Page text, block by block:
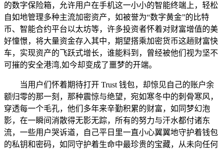
的数字保险箱，允许用户在手机这一小小的智能终端上，轻松
自如地管理多种主流加密资产，如被誉为“数字黄金”的比特
币、智能合约平台以太坊等，许多投资者怀着对财富增值的美
好憧憬，将大量资金存入其中，期望搭乘加密货币这趟财富快
车，实现资产的飞跃式增长，谁能料到，曾经被他们视为坚不
可摧的安全港湾,如今却变成了噩梦的开端。
当用户们怀着期待打开 Trust 钱包，却惊见自己的账户余
额归零的那一刻，那种震惊与绝望，宛如寒冬中的刺骨寒风，
穿透每一个毛孔，他们多年来辛勤积累的财富，如同梦幻泡
影，在一瞬间消散得无影无踪，所有的努力与汗水都付诸东
流，一些用户哭诉道，自己平日里一直小心翼翼地守护着钱包
的私钥和密码，如同守护着生命中最珍贵的宝藏，从未向任何